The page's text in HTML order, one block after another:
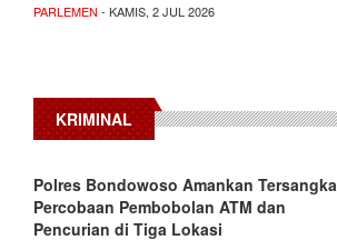
PARLEMEN - KAMIS, 2 JUL 2026
KRIMINAL
Polres Bondowoso Amankan Tersangka
Percobaan Pembobolan ATM dan
Pencurian di Tiga Lokasi